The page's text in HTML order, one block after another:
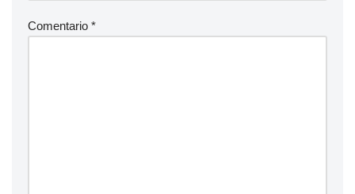
Comentario *